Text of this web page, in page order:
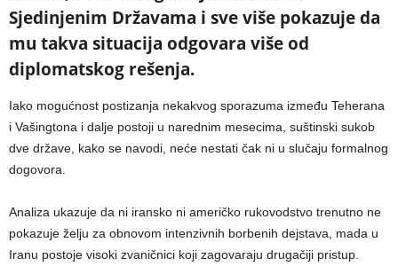
Sjedinjenim Državama i sve više pokazuje da
mu takva situacija odgovara više od
diplomatskog rešenja.
Iako mogućnost postizanja nekakvog sporazuma između Teherana
i Vašingtona i dalje postoji u narednim mesecima, suštinski sukob
dve države, kako se navodi, neće nestati čak ni u slučaju formalnog
dogovora.
Analiza ukazuje da ni iransko ni američko rukovodstvo trenutno ne
pokazuje želju za obnovom intenzivnih borbenih dejstava, mada u
Iranu postoje visoki zvaničnici koji zagovaraju drugačiji pristup.